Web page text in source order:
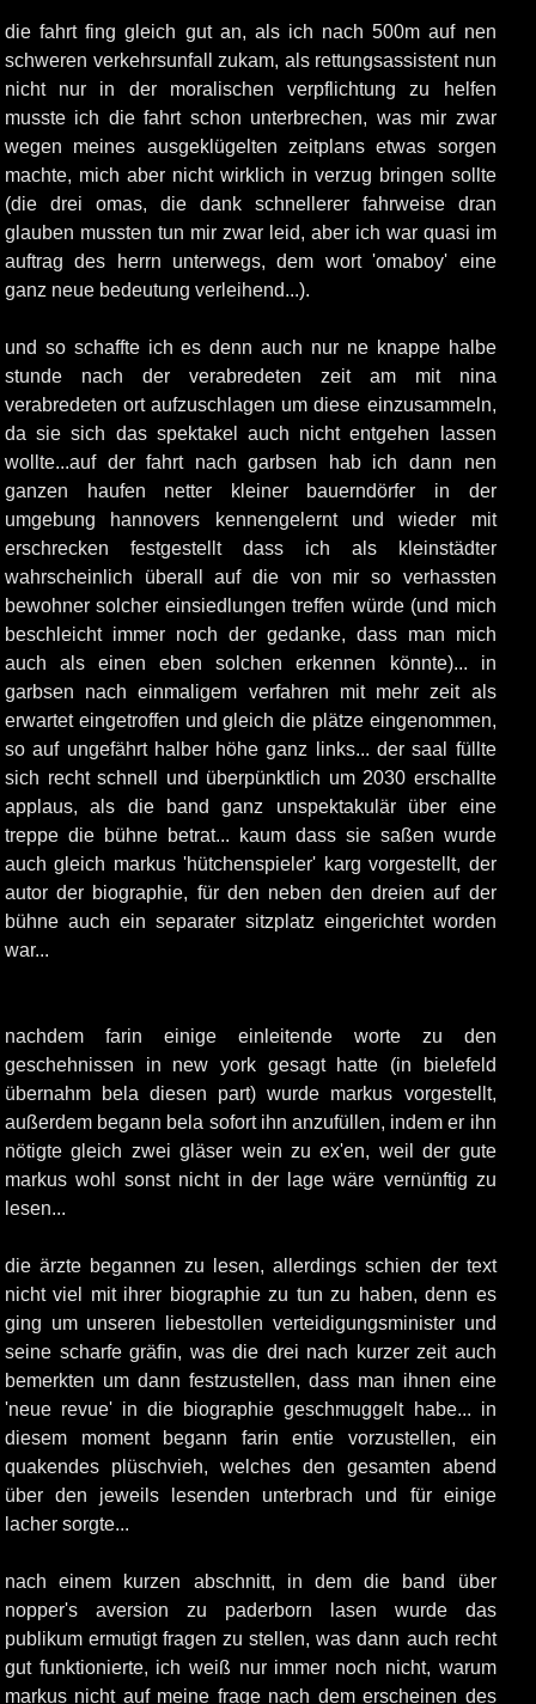
die fahrt fing gleich gut an, als ich nach 500m auf nen
schweren verkehrsunfall zukam, als rettungsassistent nun
nicht nur in der moralischen verpflichtung zu helfen
musste ich die fahrt schon unterbrechen, was mir zwar
wegen meines ausgeklügelten zeitplans etwas sorgen
machte, mich aber nicht wirklich in verzug bringen sollte
(die drei omas, die dank schnellerer fahrweise dran
glauben mussten tun mir zwar leid, aber ich war quasi im
auftrag des herrn unterwegs, dem wort 'omaboy' eine
ganz neue bedeutung verleihend...).
und so schaffte ich es denn auch nur ne knappe halbe
stunde nach der verabredeten zeit am mit nina
verabredeten ort aufzuschlagen um diese einzusammeln,
da sie sich das spektakel auch nicht entgehen lassen
wollte...auf der fahrt nach garbsen hab ich dann nen
ganzen haufen netter kleiner bauerndörfer in der
umgebung hannovers kennengelernt und wieder mit
erschrecken festgestellt dass ich als kleinstädter
wahrscheinlich überall auf die von mir so verhassten
bewohner solcher einsiedlungen treffen würde (und mich
beschleicht immer noch der gedanke, dass man mich
auch als einen eben solchen erkennen könnte)... in
garbsen nach einmaligem verfahren mit mehr zeit als
erwartet eingetroffen und gleich die plätze eingenommen,
so auf ungefährt halber höhe ganz links... der saal füllte
sich recht schnell und überpünktlich um 2030 erschallte
applaus, als die band ganz unspektakulär über eine
treppe die bühne betrat... kaum dass sie saßen wurde
auch gleich markus 'hütchenspieler' karg vorgestellt, der
autor der biographie, für den neben den dreien auf der
bühne auch ein separater sitzplatz eingerichtet worden
war...
nachdem farin einige einleitende worte zu den
geschehnissen in new york gesagt hatte (in bielefeld
übernahm bela diesen part) wurde markus vorgestellt,
außerdem begann bela sofort ihn anzufüllen, indem er ihn
nötigte gleich zwei gläser wein zu ex'en, weil der gute
markus wohl sonst nicht in der lage wäre vernünftig zu
lesen...
die ärzte begannen zu lesen, allerdings schien der text
nicht viel mit ihrer biographie zu tun zu haben, denn es
ging um unseren liebestollen verteidigungsminister und
seine scharfe gräfin, was die drei nach kurzer zeit auch
bemerkten um dann festzustellen, dass man ihnen eine
'neue revue' in die biographie geschmuggelt habe... in
diesem moment begann farin entie vorzustellen, ein
quakendes plüschvieh, welches den gesamten abend
über den jeweils lesenden unterbrach und für einige
lacher sorgte...
nach einem kurzen abschnitt, in dem die band über
nopper's aversion zu paderborn lasen wurde das
publikum ermutigt fragen zu stellen, was dann auch recht
gut funktionierte, ich weiß nur immer noch nicht, warum
markus nicht auf meine frage nach dem erscheinen des